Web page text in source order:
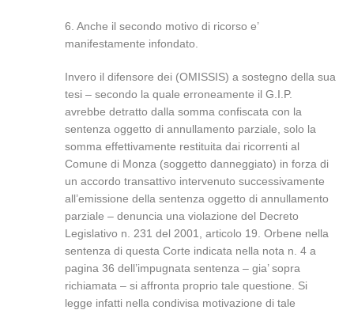
6. Anche il secondo motivo di ricorso e’
manifestamente infondato.
Invero il difensore dei (OMISSIS) a sostegno della sua
tesi – secondo la quale erroneamente il G.I.P.
avrebbe detratto dalla somma confiscata con la
sentenza oggetto di annullamento parziale, solo la
somma effettivamente restituita dai ricorrenti al
Comune di Monza (soggetto danneggiato) in forza di
un accordo transattivo intervenuto successivamente
all’emissione della sentenza oggetto di annullamento
parziale – denuncia una violazione del Decreto
Legislativo n. 231 del 2001, articolo 19. Orbene nella
sentenza di questa Corte indicata nella nota n. 4 a
pagina 36 dell’impugnata sentenza – gia’ sopra
richiamata – si affronta proprio tale questione. Si
legge infatti nella condivisa motivazione di tale